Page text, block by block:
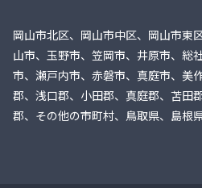
岡山市北区、岡山市中区、岡山市東
山市、玉野市、笠岡市、井原市、総
市、瀬戸内市、赤磐市、真庭市、美
郡、浅口郡、小田郡、真庭郡、苫田
郡、その他の市町村、鳥取県、島根